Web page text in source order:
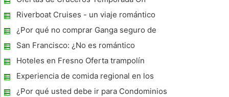
nevados, porque hace buen tiempo, se puede visitar las estac
Incredible
Riverboat Cruises - un viaje romántico
¿Por qué no comprar Ganga seguro de
vacaciones
San Francisco: ¿No es romántico
Hoteles en Fresno Oferta trampolín
perfecto para descubrir el Parque Nacional
Kings Canyon
Experiencia de comida regional en los
descansos de fin de semana Uk
¿Por qué usted debe ir para Condominios